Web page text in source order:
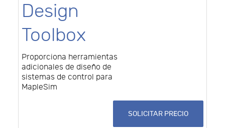
Design
Toolbox
Proporciona herramientas
adicionales de diseño de
sistemas de control para
MapleSim
SOLICITAR PRECIO